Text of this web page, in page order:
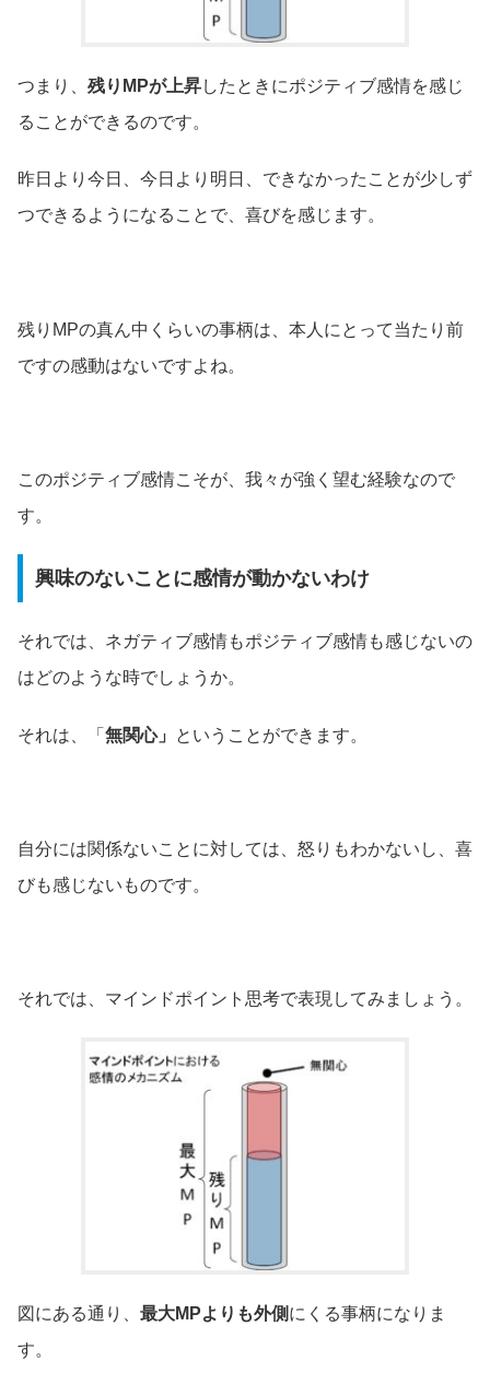
つまり、 残りMPが上昇したときにポジティブ感情を感じ
ることができるのです。
昨日より今日、今日より明日、できなかったことが少しず
つできるようになることで、喜びを感じます。
残りMPの真ん中くらいの事柄は、本人にとって当たり前
ですの感動はないですよね。
このポジティブ感情こそが、我々が強く望む経験なので
す。
興味のないことに感情が動かないわけ
それでは、ネガティブ感情もポジティブ感情も感じないの
はどのような時でしょうか。
それは、「 無関心」 ということができます。
自分には関係ないことに対しては、怒りもわかないし、喜
びも感じないものです。
それでは、マインドポイント思考で表現してみましょう。
図にある通り、 最大MPよりも外側 にくる事柄になりま
す。